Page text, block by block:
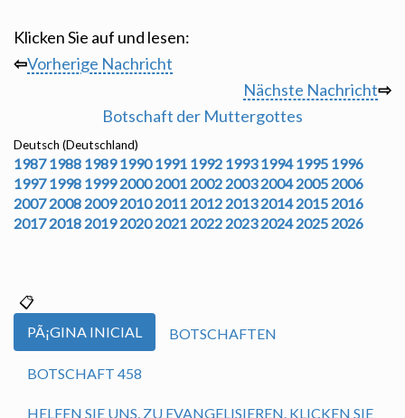
Klicken Sie auf und lesen:
⇦Vorherige Nachricht
Nächste Nachricht⇨
Botschaft der Muttergottes
Deutsch (Deutschland)
1987 1988 1989 1990 1991 1992 1993 1994 1995 1996
1997 1998 1999 2000 2001 2002 2003 2004 2005 2006
2007 2008 2009 2010 2011 2012 2013 2014 2015 2016
2017 2018 2019 2020 2021 2022 2023 2024 2025 2026
PÃ¡GINA INICIAL BOTSCHAFTEN
BOTSCHAFT 458
HELFEN SIE UNS, ZU EVANGELISIEREN. KLICKEN SIE